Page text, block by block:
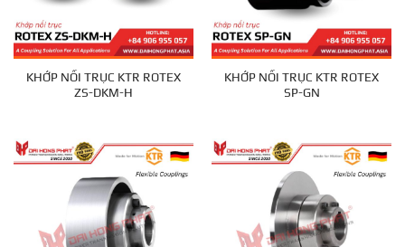
KHỚP NỐI TRỤC KTR ROTEX
ZS-DKM-H
KHỚP NỐI TRỤC KTR ROTEX
SP-GN